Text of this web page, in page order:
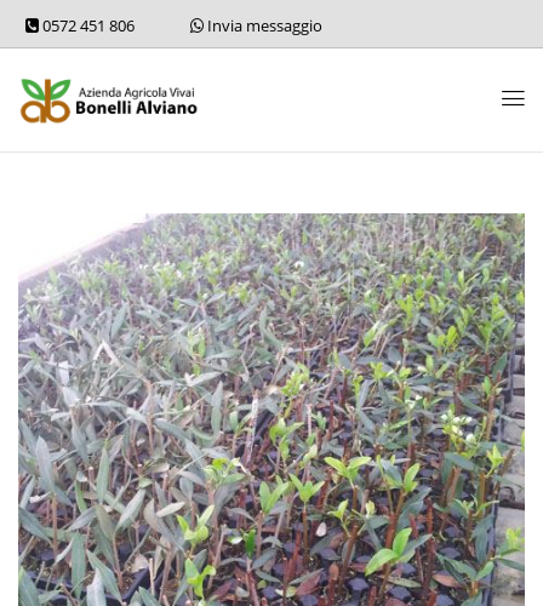
0572 451 806 Invia messaggio